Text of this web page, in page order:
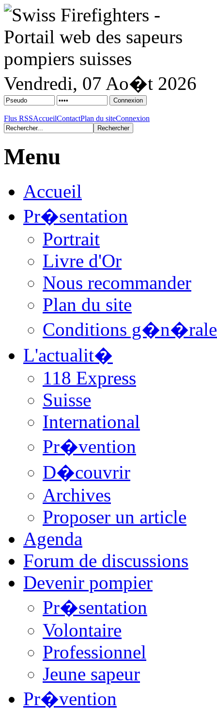
Vendredi, 07 Ao�t 2026
Flus RSSAccueilContactPlan du siteConnexion
Menu
Accueil
Pr�sentation
Portrait
Livre d'Or
Nous recommander
Plan du site
Conditions
L'actualit�
118 Express
Suisse
International
Pr�vention
D�couvrir
Archives
Proposer un article
Agenda
Forum de discussions
Devenir pompier
Pr�sentation
Volontaire
Professionnel
Jeune sapeur
Pr�vention